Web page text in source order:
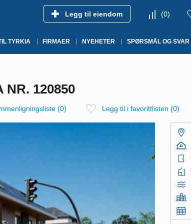
Legg til eiendom (0)
TYRKIA FIRMAER NYEHETER SPØRSMÅL OG SVAR
NR. 120850
(0) Legg til i favorittlisten (0)